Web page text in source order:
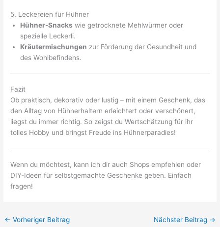
5. Leckereien für Hühner
Hühner-Snacks wie getrocknete Mehlwürmer oder
spezielle Leckerli.
Kräutermischungen zur Förderung der Gesundheit und
des Wohlbefindens.
Fazit
Ob praktisch, dekorativ oder lustig – mit einem Geschenk, das
den Alltag von Hühnerhaltern erleichtert oder verschönert,
liegst du immer richtig. So zeigst du Wertschätzung für ihr
tolles Hobby und bringst Freude ins Hühnerparadies!
Wenn du möchtest, kann ich dir auch Shops empfehlen oder
DIY-Ideen für selbstgemachte Geschenke geben. Einfach
fragen!
← Vorheriger Beitrag Nächster Beitrag →